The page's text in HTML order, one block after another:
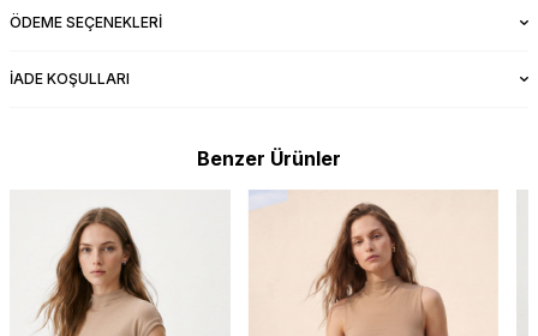
ÖDEME SEÇENEKLERI
İADE KOŞULLARI
Benzer Ürünler